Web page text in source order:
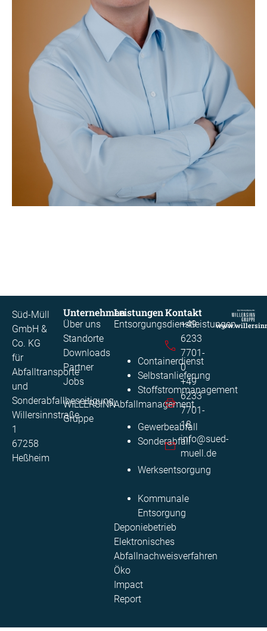
Süd-Müll
GmbH &
Co. KG
für
Abfalltransporte
und
Sonderabfallbeseitigung
Willersinnstraße
1
67258
Heßheim
Unternehmen
Über uns
Standorte
Downloads
Partner
Jobs
WILLERSINN
Gruppe
Leistungen
Entsorgungsdienstleistungen
Containerdienst
Selbstanlieferung
Stoffstrommanagement​
Abfallmanagement
Gewerbeabfall
Sonderabfall
Werksentsorgung
Kommunale
Entsorgung​
Deponiebetrieb
Elektronisches
Abfallnachweisverfahren
Öko
Impact
Report
Kontakt
+49
6233
7701-
0​
+49
6233
7701-
18
info@sued-
muell.de